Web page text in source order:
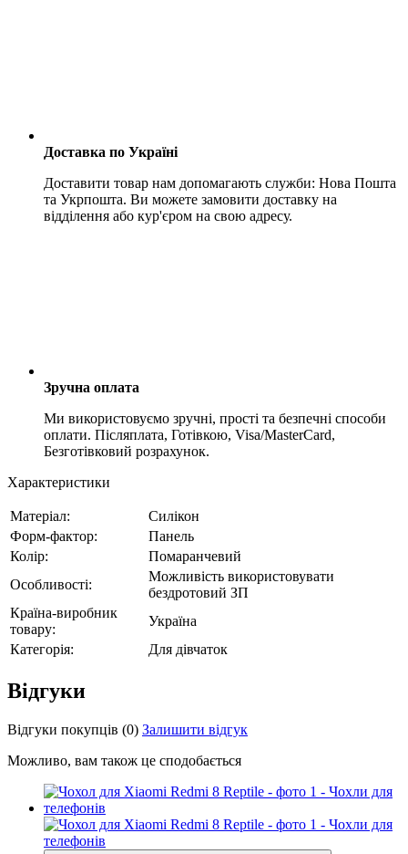
Доставка по Україні
Доставити товар нам допомагають служби: Нова Пошта
та Укрпошта. Ви можете замовити доставку на
відділення або кур'єром на свою адресу.
Зручна оплата
Ми використовуємо зручні, прості та безпечні способи
оплати. Післяплата, Готівкою, Visa/MasterCard,
Безготівковий розрахунок.
Характеристики
Матеріал:
Силікон
Форм-фактор:
Панель
Колір:
Помаранчевий
Особливості:
Можливість використовувати
бездротовий ЗП
Країна-виробник
товару:
Україна
Категорія:
Для дівчаток
Відгуки
Відгуки покупців (0) Залишити відгук
Можливо, вам також це сподобається